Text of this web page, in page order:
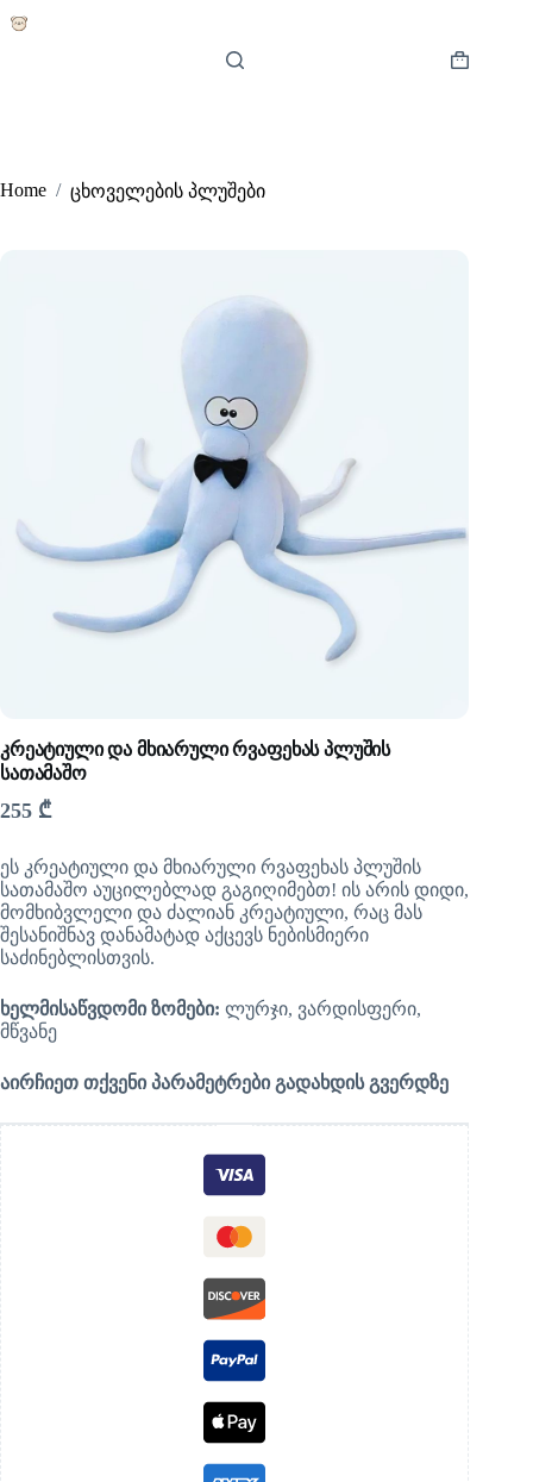
to
Shopping
Home / ცხოველების პლუშები
კრეატიული და მხიარული რვაფეხას პლუშის
სათამაშო
255 ₾
ეს კრეატიული და მხიარული რვაფეხას პლუშის
სათამაშო აუცილებლად გაგიღიმებთ! ის არის დიდი,
მომხიბვლელი და ძალიან კრეატიული, რაც მას
შესანიშნავ დანამატად აქცევს ნებისმიერი
საძინებლისთვის.
ხელმისაწვდომი ზომები: ლურჯი, ვარდისფერი,
მწვანე
აირჩიეთ თქვენი პარამეტრები გადახდის გვერდზე